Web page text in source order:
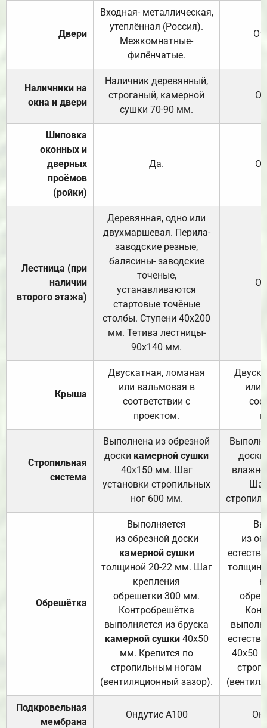
Двери
Входная- металлическая,
утеплённая (Россия).
Межкомнатные-
филёнчатые.
Наличники на
окна и двери
Наличник деревянный,
строганый, камерной
сушки 70-90 мм.
Шиповка
оконных и
дверных
проёмов
(ройки)
Да.
Лестница (при
наличии
второго этажа)
Деревянная, одно или
двухмаршевая. Перила-
заводские резные,
балясины- заводские
точеные,
устанавливаются
стартовые точёные
столбы. Ступени 40х200
мм. Тетива лестницы-
90х140 мм.
Крыша
Двускатная, ломаная
или вальмовая в
соответствии с
проектом.
или
Стропильная
система
Выполнена из обрезной
доски камерной сушки
40х150 мм. Шаг
установки стропильных
ног 600 мм.
доски
Обрешётка
Выполняется
из обрезной доски
камерной сушки
толщиной 20-22 мм. Шаг
крепления
обрешетки 300 мм.
Контробрешётка
выполняется из бруска
камерной сушки40х50
мм. Крепится по
стропильным ногам
(вентиляционный зазор).
из
40х50
Подкровельная
мембрана
Ондутис А100